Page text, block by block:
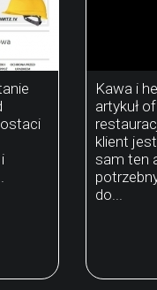
Kawa i
artykuł
klient
sam ten
do...